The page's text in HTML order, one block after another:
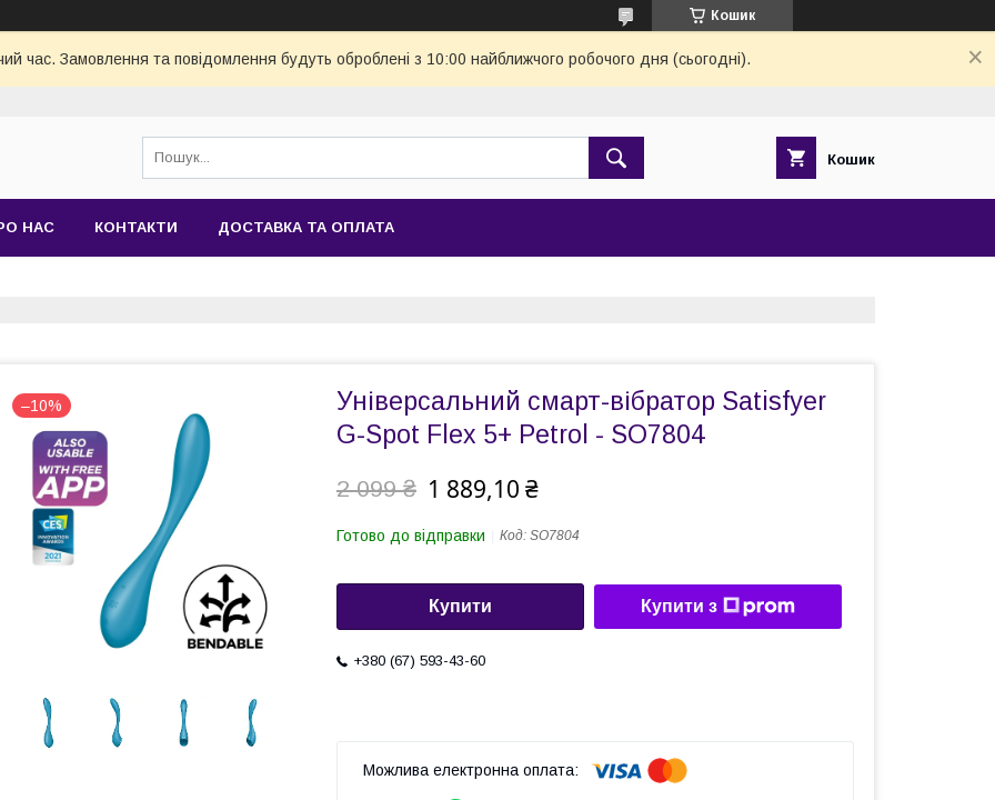
Кошик
час. Замовлення та повідомлення будуть оброблені з 10:00 найближчого робочого дня (сьогодні).
Кошик
НАС КОНТАКТИ ДОСТАВКА ТА ОПЛАТА
–10%
Універсальний смарт-вібратор Satisfyer
G-Spot Flex 5+ Petrol - SO7804
2 099 ₴ 1 889,10 ₴
Готово до відправки Код: SO7804
Купити Купити з
+380 (67) 593-43-60